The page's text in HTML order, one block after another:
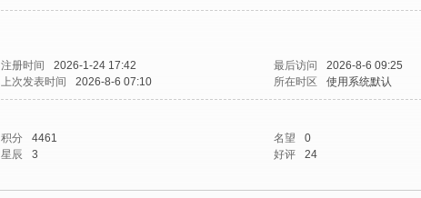
注册时间 2026-1-24 17:42 最后访问
2026-8-6 09:25
上次发表时间 2026-8-6 07:10 所在时区 使用系统默认
积分 4461 名望
0
星辰 3 好评 24